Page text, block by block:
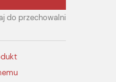
do przechowalni